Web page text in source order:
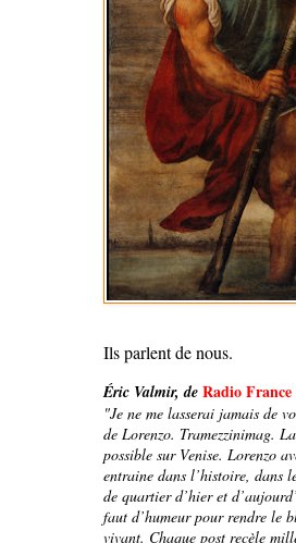
Ils parlent de nous.
Éric Valmir, de Radio France
"Je ne me lasserai jamais de
de Lorenzo. Tramezzinimag.
possible sur Venise. Lorenzo
entraine dans l’histoire, dans
de quartier d’hier et
faut d’humeur pour rendre le
vivant. Chaque post recèle